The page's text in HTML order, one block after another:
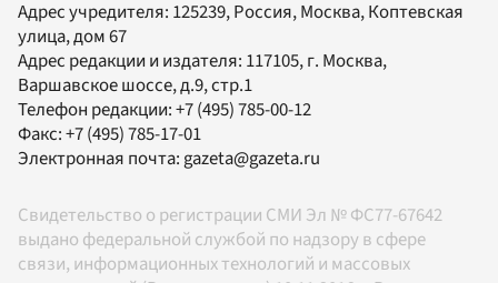
Адрес учредителя: 125239, Россия, Москва, Коптевская
улица, дом 67
Адрес редакции и издателя: 117105, г. Москва,
Варшавское шоссе, д.9, стр.1
Телефон редакции:+7 (495) 785-00-12
Факс:+7 (495) 785-17-01
Электронная почта:gazeta@gazeta.ru
Свидетельство о регистрации СМИ Эл № ФС77-67642
выдано федеральной службой по надзору в сфере
связи, информационных технологий и массовых